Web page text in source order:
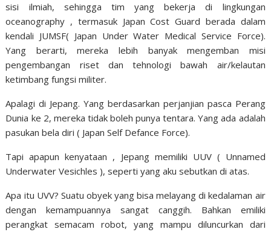
sisi ilmiah, sehingga tim yang bekerja di lingkungan
oceanography , termasuk Japan Cost Guard berada dalam
kendali JUMSF( Japan Under Water Medical Service Force).
Yang berarti, mereka lebih banyak mengemban misi
pengembangan riset dan tehnologi bawah air/kelautan
ketimbang fungsi militer.
Apalagi di Jepang. Yang berdasarkan perjanjian pasca Perang
Dunia ke 2, mereka tidak boleh punya tentara. Yang ada adalah
pasukan bela diri ( Japan Self Defance Force).
Tapi apapun kenyataan , Jepang memiliki UUV ( Unnamed
Underwater Vesichles ), seperti yang aku sebutkan di atas.
Apa itu UVV? Suatu obyek yang bisa melayang di kedalaman air
dengan kemampuannya sangat canggih. Bahkan emiliki
perangkat semacam robot, yang mampu diluncurkan dari